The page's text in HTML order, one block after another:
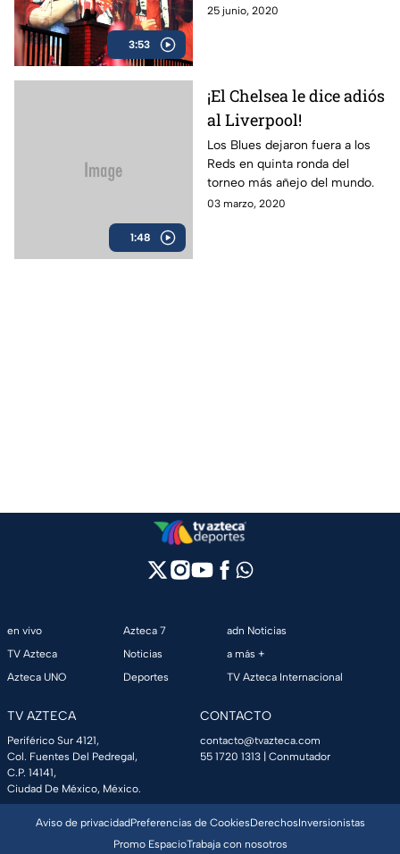
3:53
ante el Chelsea.
25 junio, 2020
1:48
¡El Chelsea le dice adiós
al Liverpool!
Los Blues dejaron fuera a los
Reds en quinta ronda del
torneo más añejo del mundo.
03 marzo, 2020
en vivo
TV Azteca
Azteca UNO
Azteca 7
Noticias
Deportes
adn Noticias
a más +
TV Azteca Internacional
TV AZTECA
Periférico Sur 4121,
Col. Fuentes Del Pedregal,
C.P. 14141,
Ciudad De México, México.
CONTACTO
contacto@tvazteca.com
55 1720 1313 | Conmutador
Aviso de privacidadPreferencias de CookiesDerechosInversionistas
Promo EspacioTrabaja con nosotros